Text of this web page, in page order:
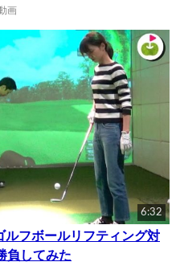
画
6:32
ルフボールリフティング対
負してみた